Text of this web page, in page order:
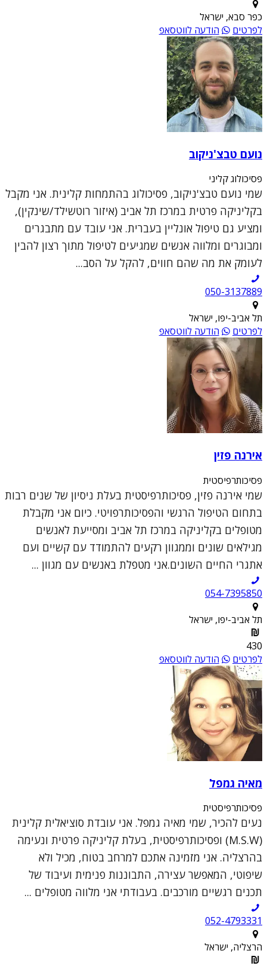
כפר סבא, ישראל
לפרטים
הודעה לווטסאפ
נועם טבצ'ניקוב
פסיכולוג קליני
שמי נועם טבצ'ניקוב, פסיכולוג בהתמחות קלינית. אני מקבל
בקליניקה פרטית במרכז תל אביב (איזור רוטשילד/שינקין),
ומציע גם טיפול אונליין בעברית. אני עובד עם מתבגרים
ומבוגרים ומלווה אנשים שמגיעים לטיפול מתוך רצון להבין
לעומק את מה שהם חווים, להקל על הסב...
050-3137889
תל אביב-יפו, ישראל
לפרטים
הודעה לווטסאפ
אירנה פזין
פסיכותרפיסטית
שמי אירנה פזין, פסיכותרפיסטית בעלת ניסיון של שנים רבות
בתחום הטיפול הרגשי והפסיכותרפויטי. כיום אני מקבלת
מטופלים בקליניקה במרכז תל אביב ומסייעת לאנשים
מגילאים שונים וממגוון רקעים להתמודד עם קשיים ועם
אתגרי החיים השונים.אני מטפלת באנשים עם מגוון ...
054-7395850
תל אביב-יפו, ישראל
430
לפרטים
הודעה לווטסאפ
מאיה גמפל
פסיכותרפיסטית
נעים להכיר, שמי מאיה גמפל. אני עובדת סוציאלית קלינית
(M.S.W) ופסיכותרפיסטית, בעלת קליניקה פרטית ונעימה
בהרצליה. אני מזמינה אתכם למרחב בטוח, מכיל ולא
שיפוטי, המאפשר עצירה, התבוננות פנימית ועיבוד של
תכנים רגשיים מורכבים. בעבודתי אני מלווה מטופלים ...
052-4793331
הרצליה, ישראל